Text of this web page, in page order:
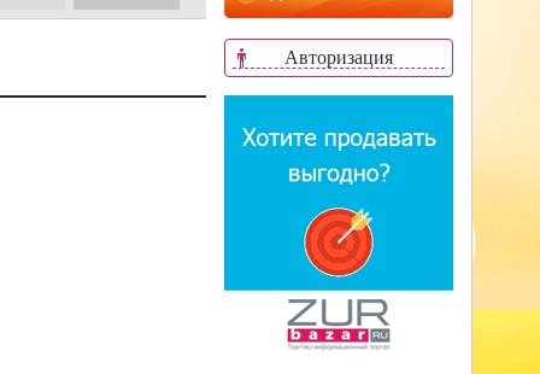
Авторизация